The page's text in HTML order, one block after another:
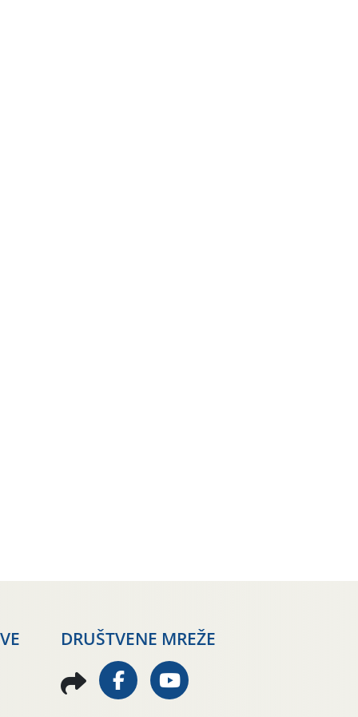
DRUŠTVENE MREŽE